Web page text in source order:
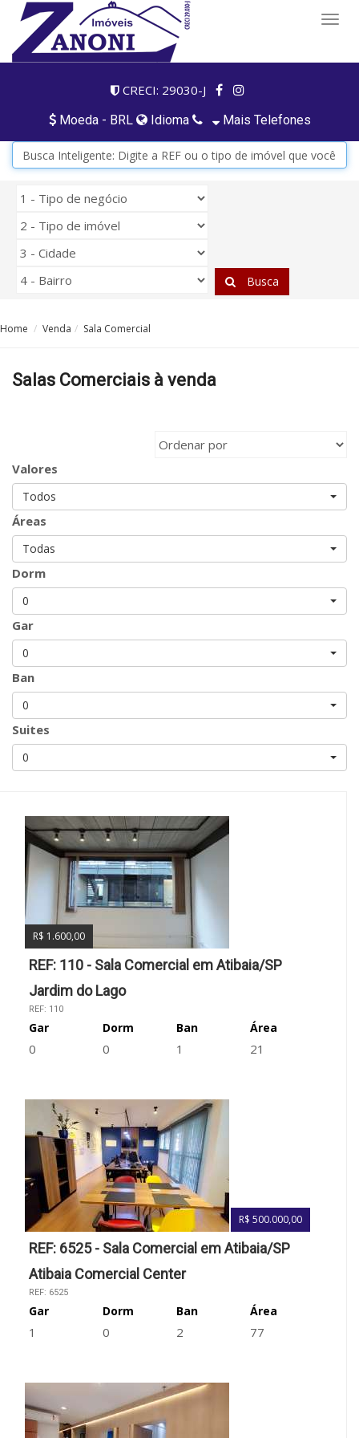
CRECI: 29030-J
Moeda - BRL Idioma Mais Telefones
Busca
Home Venda Sala Comercial
Salas Comerciais à venda
Valores
Todos
Áreas
Todas
Dorm
0
Gar
0
Ban
0
Suites
0
R$ 1.600,00
REF: 110 - Sala Comercial em Atibaia/SP
Jardim do Lago
REF: 110
Gar
0
Dorm
0
Ban
1
Área
21
R$ 500.000,00
REF: 6525 - Sala Comercial em Atibaia/SP
Atibaia Comercial Center
REF: 6525
Gar
1
Dorm
0
Ban
2
Área
77